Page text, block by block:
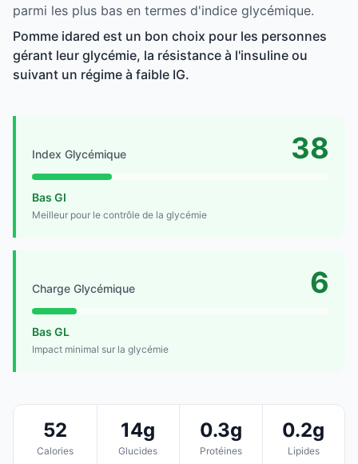
parmi les plus bas en termes d'indice glycémique.
Pomme idared est un bon choix pour les personnes
gérant leur glycémie, la résistance à l'insuline ou
suivant un régime à faible IG.
Index Glycémique 38
Bas GI
Meilleur pour le contrôle de la glycémie
Charge Glycémique 6
Bas GL
Impact minimal sur la glycémie
52
Calories
14g
Glucides
0.3g
Protéines
0.2g
Lipides